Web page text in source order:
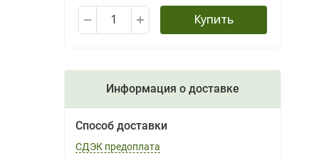
Купить
Информация о доставке
Способ доставки
СДЭК предоплата